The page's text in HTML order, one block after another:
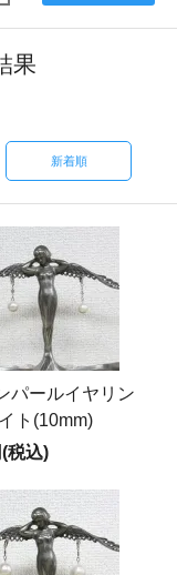
果
新着順
パールイヤリン
ト(10mm)
税込)